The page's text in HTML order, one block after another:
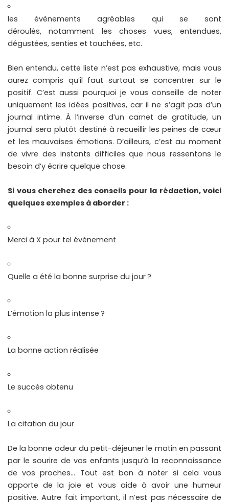
les évènements agréables qui se sont
déroulés, notamment les choses vues, entendues,
dégustées, senties et touchées, etc.
Bien entendu, cette liste n’est pas exhaustive, mais vous
aurez compris qu’il faut surtout se concentrer sur le
positif. C’est aussi pourquoi je vous conseille de noter
uniquement les idées positives, car il ne s’agit pas d’un
journal intime. À l’inverse d’un carnet de gratitude, un
journal sera plutôt destiné à recueillir les peines de cœur
et les mauvaises émotions. D’ailleurs, c’est au moment
de vivre des instants difficiles que nous ressentons le
besoin d’y écrire quelque chose.
Si vous cherchez des conseils pour la rédaction, voici
quelques exemples à aborder :
Merci à X pour tel évènement
Quelle a été la bonne surprise du jour ?
L’émotion la plus intense ?
La bonne action réalisée
Le succès obtenu
La citation du jour
De la bonne odeur du petit-déjeuner le matin en passant
par le sourire de vos enfants jusqu’à la reconnaissance
de vos proches… Tout est bon à noter si cela vous
apporte de la joie et vous aide à avoir une humeur
positive. Autre fait important, il n’est pas nécessaire de